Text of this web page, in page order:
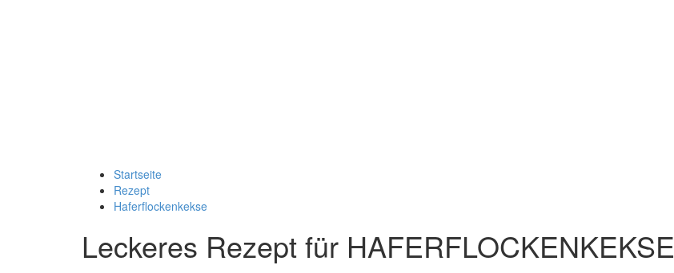
Startseite
Rezept
Haferflockenkekse
Leckeres Rezept für HAFERFLOCKENKEKSE